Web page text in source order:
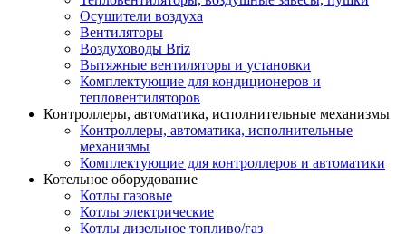
Осушители воздуха
Вентиляторы
Воздуховоды Briz
Вытяжные вентиляторы и установки
Комплектующие для кондиционеров и
тепловентиляторов
Контроллеры, автоматика, исполнительные механизмы
Контроллеры, автоматика, исполнительные
механизмы
Комплектующие для контроллеров и автоматики
Котельное оборудование
Котлы газовые
Котлы электрические
Котлы дизельное топливо/газ